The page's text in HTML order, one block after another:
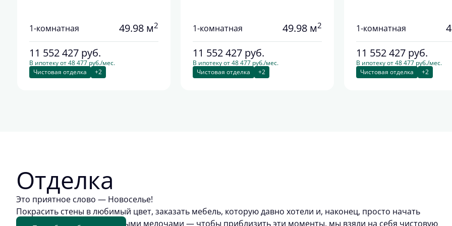
1-комнатная 49.98 м2
11 552 427 руб.
В ипотеку от 48 477 руб./мес.
Чистовая отделка
+2
1-комнатная 49.98 м2
11 552 427 руб.
В ипотеку от 48 477 руб./мес.
Чистовая отделка
+2
1-комнатная
11 552 427 руб.
В ипотеку от 48 477 руб./мес.
Чистовая отделка
+2
Отделка
Это приятное слово — Новоселье!
Покрасить стены в любимый цвет, заказать мебель, которую давно хотели и, наконец, просто начать
обживать квартиру приятными мелочами — чтобы приблизить эти моменты, мы взяли на себя чистовую